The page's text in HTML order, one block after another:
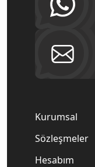
Kurumsal
Sözleşmeler
Hesabım